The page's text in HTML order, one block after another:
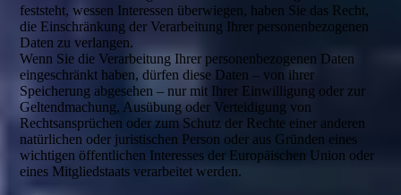
feststeht, wessen Interessen überwiegen, haben Sie das Recht,
die Einschränkung der Verarbeitung Ihrer personenbezogenen
Daten zu verlangen.
Wenn Sie die Verarbeitung Ihrer personenbezogenen Daten
eingeschränkt haben, dürfen diese Daten – von ihrer
Speicherung abgesehen – nur mit Ihrer Einwilligung oder zur
Geltendmachung, Ausübung oder Verteidigung von
Rechtsansprüchen oder zum Schutz der Rechte einer anderen
natürlichen oder juristischen Person oder aus Gründen eines
wichtigen öffentlichen Interesses der Europäischen Union oder
eines Mitgliedstaats verarbeitet werden.